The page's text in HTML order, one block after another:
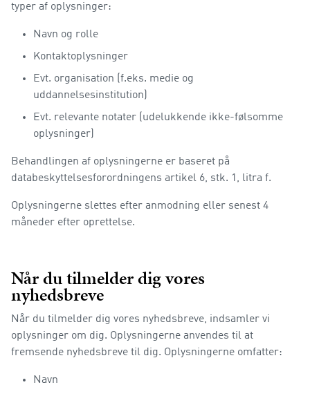
typer af oplysninger:
Navn og rolle
Kontaktoplysninger
Evt. organisation (f.eks. medie og
uddannelsesinstitution)
Evt. relevante notater (udelukkende ikke-følsomme
oplysninger)
Behandlingen af oplysningerne er baseret på
databeskyttelsesforordningens artikel 6, stk. 1, litra f.
Oplysningerne slettes efter anmodning eller senest 4
måneder efter oprettelse.
Når du tilmelder dig vores
nyhedsbreve
Når du tilmelder dig vores nyhedsbreve, indsamler vi
oplysninger om dig. Oplysningerne anvendes til at
fremsende nyhedsbreve til dig. Oplysningerne omfatter:
Navn